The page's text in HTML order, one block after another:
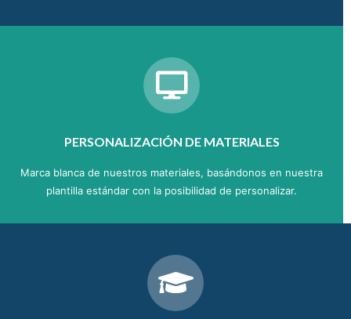
PERSONALIZACIÓN DE MATERIALES
Marca blanca de nuestros materiales, basándonos en nuestra
plantilla estándar con la posibilidad de personalizar.